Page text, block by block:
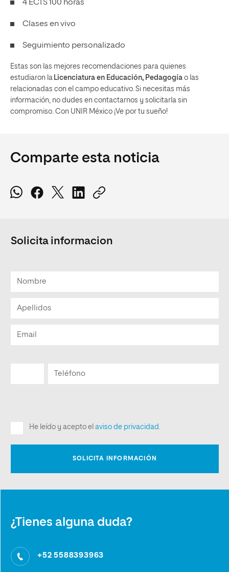
4 ECTS 100 horas
Clases en vivo
Seguimiento personalizado
Estas son las mejores recomendaciones para quienes
estudiaron la Licenciatura en Educación, Pedagogía o las
relacionadas con el campo educativo. Si necesitas más
información, no dudes en contactarnos y solicitar la sin
compromiso. Con UNIR México ¡Ve por tu sueño!
Comparte esta noticia
Solicita informacion
¿Tienes alguna duda?
+52 5588393963